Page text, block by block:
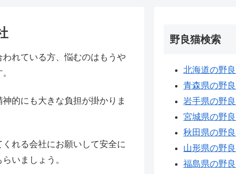
れている方、悩むのはもうや
的にも大きな負担が掛かりま
れる会社にお願いして安全に
いましょう。
野良猫検索
北海道の野
青森県の野
岩手県の野
宮城県の野
秋田県の野
山形県の野
福島県の野